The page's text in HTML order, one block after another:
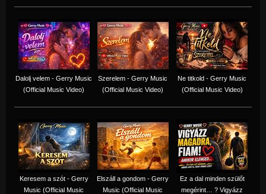
Dalolj velem - Gerry Music
(Official Music Video)
Szerelem - Gerry Music
(Official Music Video)
Ne titkold - Gerry Music
(Official Music Video)
Keresem a szót - Gerry
Music (Official Music
Elszáll a gondom - Gerry
Music (Official Music
Ez a dal minden szülőt
megérint… ? Vigyázz